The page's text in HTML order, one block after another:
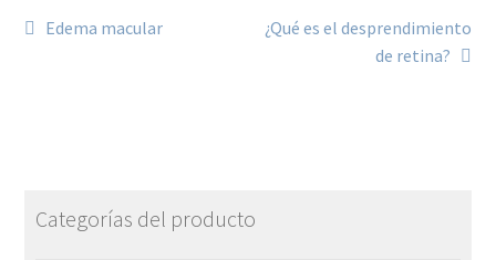
Edema macular
¿Qué es el desprendimiento
de retina?
Categorías del producto